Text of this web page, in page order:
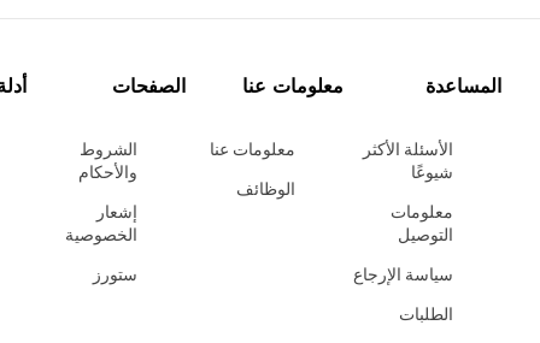
المساعدة
الأسئلة الأكثر
شيوعًا
معلومات
التوصيل
سياسة الإرجاع
الطلبات
معلومات عنا
معلومات عنا
الوظائف
الصفحات
الشروط
والأحكام
إشعار
الخصوصية
ستورز